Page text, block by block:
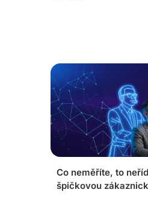
Co neměříte, to
špičkovou